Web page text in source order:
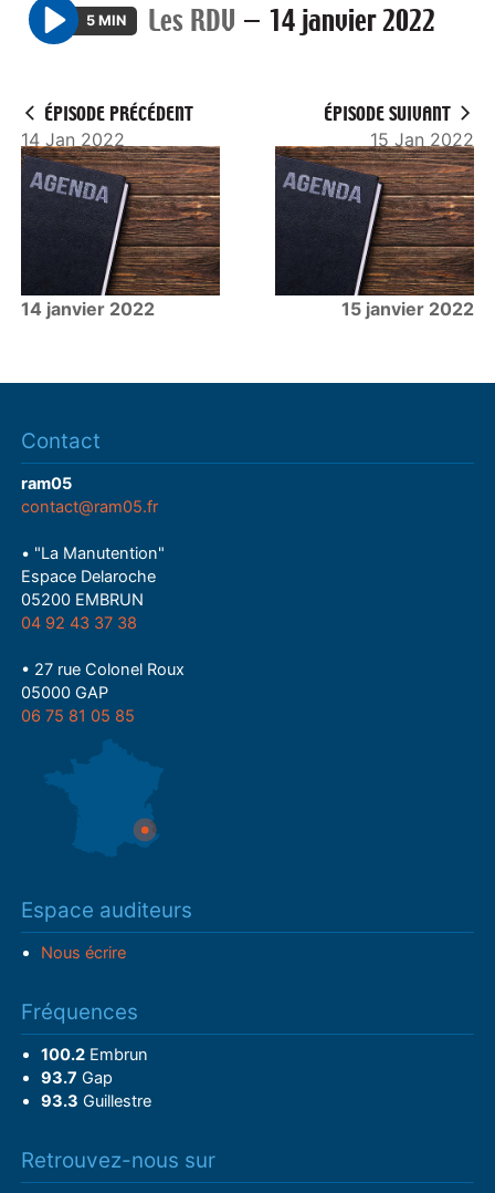
P
y
5 MIN Les RDV — 14 janvier 2022
ÉPISODE PRÉCÉDENT
14 Jan 2022
14 janvier 2022
ÉPISODE SUIVANT
15 Jan 2022
15 janvier 2022
Contact
ram05
contact@ram05.fr
• "La Manutention"
Espace Delaroche
05200 EMBRUN
04 92 43 37 38
• 27 rue Colonel Roux
05000 GAP
06 75 81 05 85
Espace auditeurs
Nous écrire
Fréquences
100.2Embrun
93.7 Gap
93.3 Guillestre
Retrouvez-nous sur